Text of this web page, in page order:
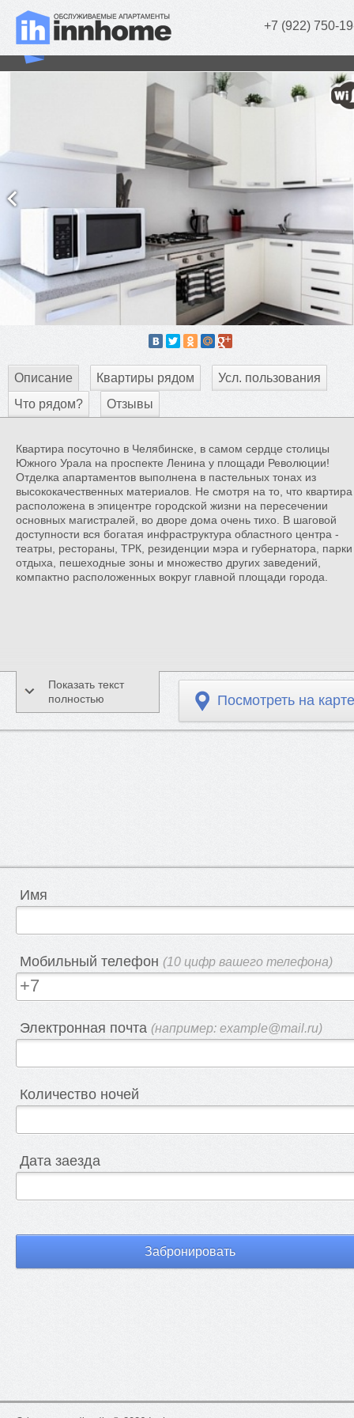
+7 (922) 750-
«Pastel de Lux» (2 комн.)
Описание Квартиры рядом
Усл. пользования
Что рядом?
Отзывы
Квартира посуточно в Челябинске, в самом сердце столицы
Южного Урала на проспекте Ленина у площади Революции!
Отделка апартаментов выполнена в пастельных тонах из
высококачественных материалов. Не смотря на то, что квартира
расположена в эпицентре городской жизни на пересечении
основных магистралей, во дворе дома очень тихо. В шаговой
доступности вся богатая инфраструктура областного центра -
театры, рестораны, ТРК, резиденции мэра и губернатора, парки
отдыха, пешеходные зоны и множество других заведений,
компактно расположенных вокруг главной площади города.
Показать текст
полностью
Посмотреть на карте
Имя
Мобильный телефон (10 цифр вашего телефона)
Электронная почта (например: example@mail.ru)
Количество ночей
Дата заезда